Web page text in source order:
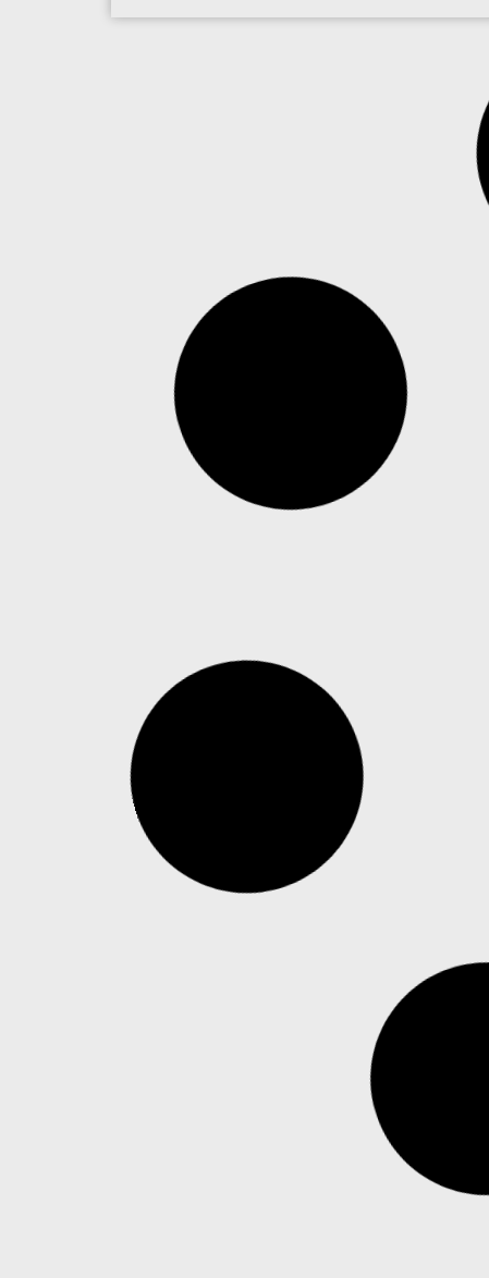
Governo Trump lança site para
comercializar tecnologias antidrone
No site divulgado pelo Departamento de Guerra
dos EUA, empresas e países poderão vender e
comprar sistemas antidrone O governo de
Donald Trump lançou um site com o objetivo de